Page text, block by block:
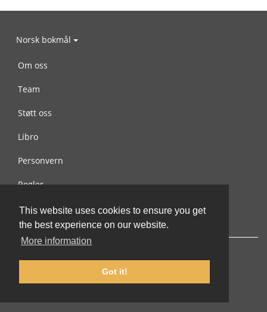
This website uses cookies to ensure you get
the best experience on our website.
More information
Got it!
Norsk bokmål
Om oss
Team
Støtt oss
Libro
Personvern
Regler
Kontakt oss
© 2002-2026 lernu.net |Impressum